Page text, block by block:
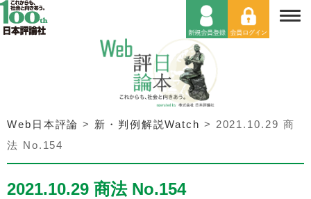
Web日本評論 > 新・判例解説Watch > 2021.10.29 商
法 No.154
2021.10.29 商法 No.154